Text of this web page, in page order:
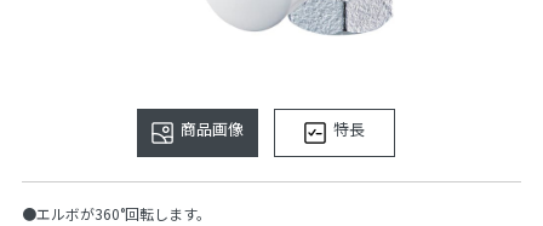
商品画像 特長
●エルボが360°回転します。